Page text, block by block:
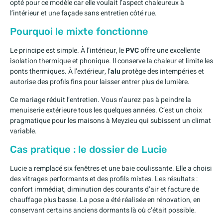
opté pour ce modèle car elle voulait l’aspect chaleureux à
l’intérieur et une façade sans entretien côté rue.
Pourquoi le mixte fonctionne
Le principe est simple. À l’intérieur, lePVCoffre une excellente
isolation thermique et phonique. Il conserve la chaleur et limite les
ponts thermiques. À l’extérieur, l’aluprotège des intempéries et
autorise des profils fins pour laisser entrer plus de lumière.
Ce mariage réduit l’entretien. Vous n’aurez pas à peindre la
menuiserie extérieure tous les quelques années. C’est un choix
pragmatique pour les maisons à Meyzieu qui subissent un climat
variable.
Cas pratique : le dossier de Lucie
Lucie a remplacé six fenêtres et une baie coulissante. Elle a choisi
des vitrages performants et des profils mixtes. Les résultats :
confort immédiat, diminution des courants d’air et facture de
chauffage plus basse. La pose a été réalisée en rénovation, en
conservant certains anciens dormants là où c’était possible.